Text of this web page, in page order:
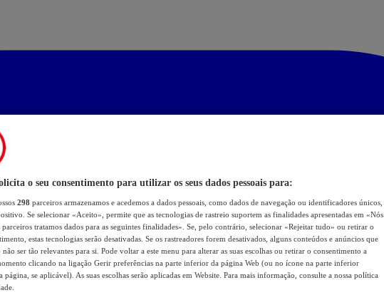
o seu consentimento para utilizar os seus dados pessoais para:
298 parceiros armazenamos e acedemos a dados pessoais, como dados de navegação ou identificadores únicos,
Se selecionar «Aceito», permite que as tecnologias de rastreio suportem as finalidades apresentadas em «Nós
parceiros tratamos dados para as seguintes finalidades». Se, pelo contrário, selecionar «Rejeitar tudo» ou retirar o
estas tecnologias serão desativadas. Se os rastreadores forem desativados, alguns conteúdos e anúncios que
ser tão relevantes para si. Pode voltar a este menu para alterar as suas escolhas ou retirar o consentimento a
clicando na ligação Gerir preferências na parte inferior da página Web (ou no ícone na parte inferior
página, se aplicável). As suas escolhas serão aplicadas em Website. Para mais informação, consulte a nossa política